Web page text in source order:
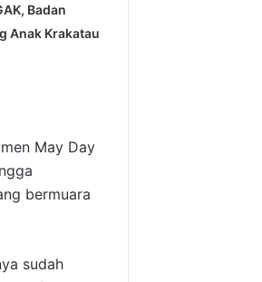
Badan
Anak Krakatau
May Day
bermuara
sudah